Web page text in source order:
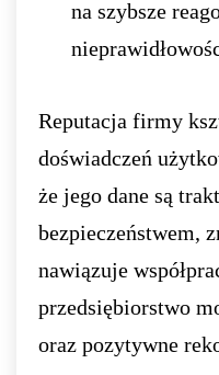
na szybsze
Reputacja firmy
doświadczeń
że jego dane są
bezpieczeństwem,
nawiązuje
przedsiębiorstwo
oraz pozytywne